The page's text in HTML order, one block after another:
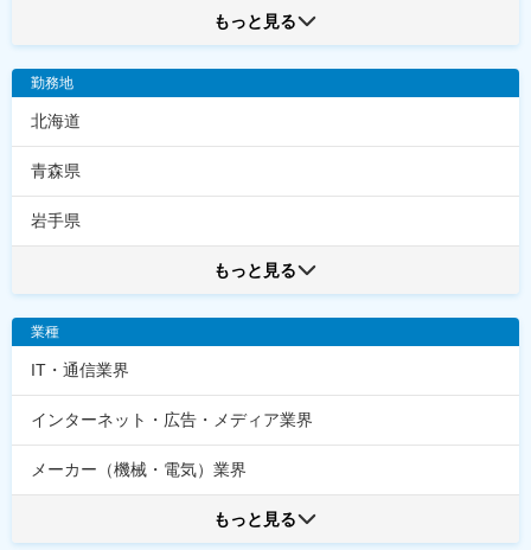
もっと見る
勤務地
北海道
青森県
岩手県
もっと見る
業種
IT・通信業界
インターネット・広告・メディア業界
メーカー（機械・電気）業界
もっと見る